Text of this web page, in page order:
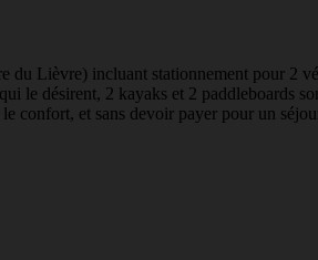
du Lièvre) incluant stationnement pour 2
le désirent, 2 kayaks et 2 paddleboards
confort, et sans devoir payer pour un